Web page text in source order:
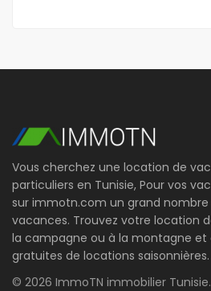
Vous cherchez une location de
particuliers en Tunisie, Pour vos
sur immotn.com un grand
vacances. Trouvez votre location
la campagne ou à la montagne et
gratuites de locations saisonnières.
© 2026 ImmoTN immobilier Tunisie.